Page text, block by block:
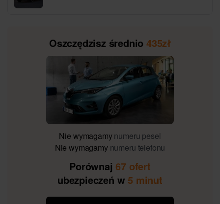
Oszczędzisz średnio 435zł
Nie wymagamynumeru pesel
Nie wymagamynumeru telefonu
Porównaj 67 ofert
ubezpieczeń w 5 minut